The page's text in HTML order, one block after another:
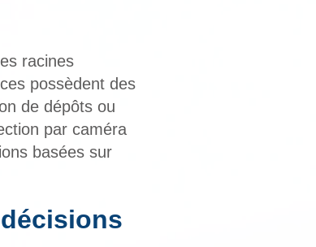
racines
possèdent des
de dépôts ou
par caméra
basées sur